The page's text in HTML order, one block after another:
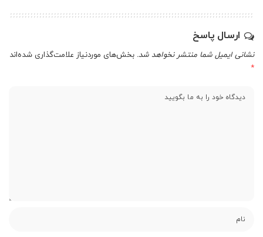
ارسال پاسخ
نشانی ایمیل شما منتشر نخواهد شد. بخش‌های موردنیاز علامت‌گذاری شده‌اند
*